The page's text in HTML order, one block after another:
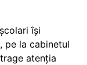
își
pe la cabinetul
atenția